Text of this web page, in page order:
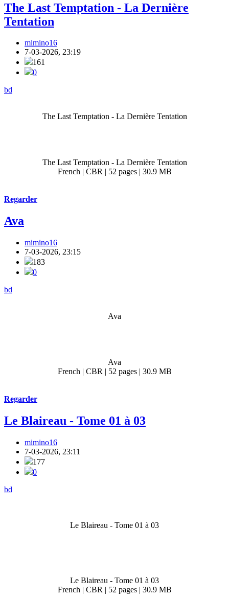
The Last Temptation - La Dernière
Tentation
mimino16
7-03-2026, 23:19
161
0
bd
The Last Temptation - La Dernière Tentation
The Last Temptation - La Dernière Tentation
French | CBR | 52 pages | 30.9 MB
Regarder
Ava
mimino16
7-03-2026, 23:15
183
0
bd
Ava
Ava
French | CBR | 52 pages | 30.9 MB
Regarder
Le Blaireau - Tome 01 à 03
mimino16
7-03-2026, 23:11
177
0
bd
Le Blaireau - Tome 01 à 03
Le Blaireau - Tome 01 à 03
French | CBR | 52 pages | 30.9 MB